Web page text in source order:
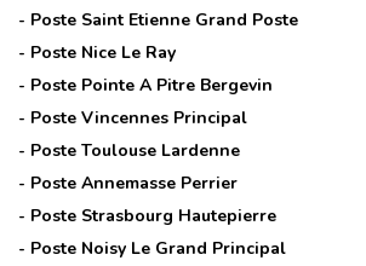
- Poste Saint Etienne Grand Poste
- Poste Nice Le Ray
- Poste Pointe A Pitre Bergevin
- Poste Vincennes Principal
- Poste Toulouse Lardenne
- Poste Annemasse Perrier
- Poste Strasbourg Hautepierre
- Poste Noisy Le Grand Principal